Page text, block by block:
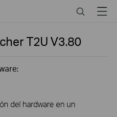
SearchMenu
T2UV3.80
del hardware en un